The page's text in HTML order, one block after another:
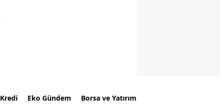
Kredi Eko Gündem Borsa ve Yatırım